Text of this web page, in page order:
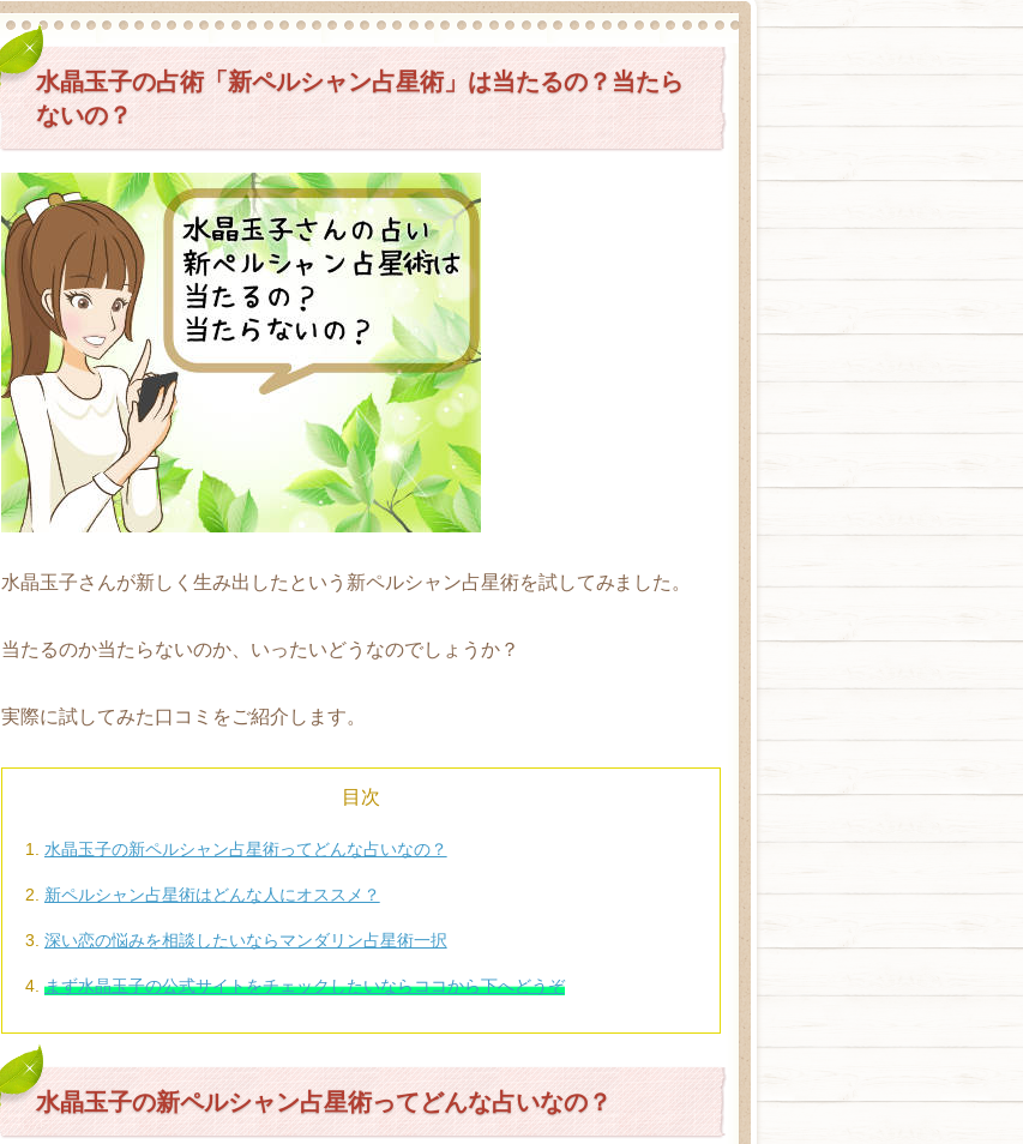
水晶玉子の占術「新ペルシャン占星術」は当たるの？当たら
ないの？
水晶玉子さんが新しく生み出したという新ペルシャン占星術を試してみました。
当たるのか当たらないのか、いったいどうなのでしょうか？
実際に試してみた口コミをご紹介します。
目次
水晶玉子の新ペルシャン占星術ってどんな占いなの？
新ペルシャン占星術はどんな人にオススメ？
深い恋の悩みを相談したいならマンダリン占星術一択
まず水晶玉子の公式サイトをチェックしたいならココから下へどうぞ
水晶玉子の新ペルシャン占星術ってどんな占いなの？